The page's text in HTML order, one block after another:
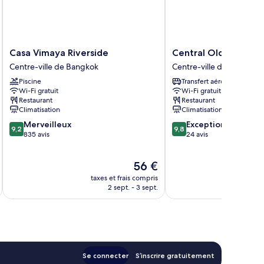
Casa
Vimaya
Riverside
Centre-
ville
de
Bangkok
Casa Vimaya Riverside
Centre-ville de Bangkok
Piscine
Wi-Fi gratuit
Restaurant
Climatisation
9.2
sur
9,2 Merveilleux
835 avis
Le
nouveau
prix
56 €
taxes et frais compris
2 sept. - 3 sept.
Central
Old
Town
Cottage
Centre-
ville
de
Bangkok
Central Old Town
Centre-ville de Bangkok
Transfert aéroport
Wi-Fi gratuit
Restaurant
Climatisation
9.8
sur
9,8 Exceptionnel
24 avis
Se connecter S’inscrire gratuitement